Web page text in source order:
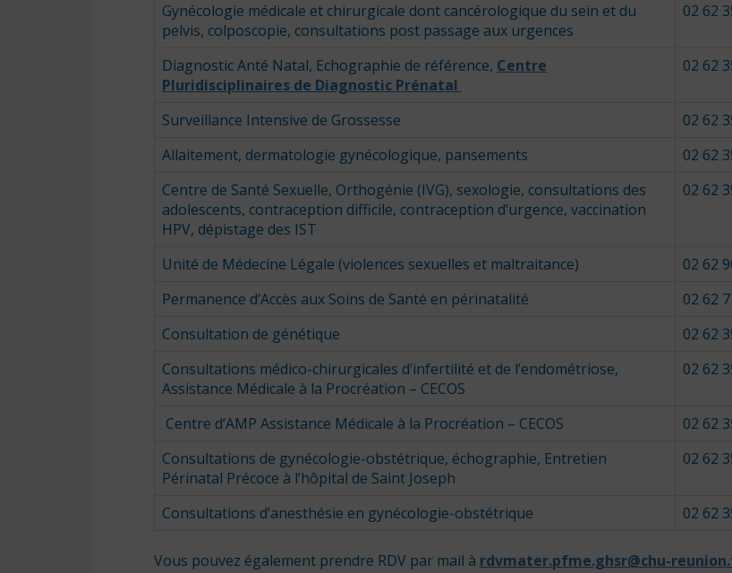
Gynécologie médicale et chirurgicale dont cancérologique du sein et du
pelvis, colposcopie, consultations post passage aux urgences
02 62
Diagnostic Anté Natal, Echographie de référence, Centre
Pluridisciplinaires de Diagnostic Prénatal
02 62
Surveillance Intensive de Grossesse 02 62
Allaitement, dermatologie gynécologique, pansements
02 62
Centre de Santé Sexuelle, Orthogénie (IVG), sexologie, consultations des
adolescents, contraception difficile, contraception d’urgence, vaccination
HPV, dépistage des IST
02 62
Unité de Médecine Légale (violences sexuelles et maltraitance)
02 62
Permanence d’Accès aux Soins de Santé en périnatalité
02 62
Consultation de génétique
02 62
Consultations médico-chirurgicales d’infertilité et de l’endométriose,
Assistance Médicale à la Procréation – CECOS
02 62
Centre d’AMP Assistance Médicale à la Procréation – CECOS
02 62
Consultations de gynécologie-obstétrique, échographie, Entretien
Périnatal Précoce à l’hôpital de Saint Joseph
02 62
Consultations d’anesthésie en gynécologie-obstétrique 02 62
Vous pouvez également prendre RDV par mail à rdvmater.pfme.ghsr@chu-